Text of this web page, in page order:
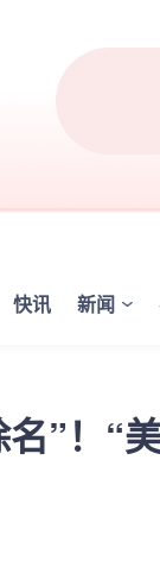
快讯 新闻
”！“